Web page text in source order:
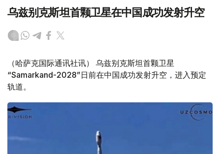
乌兹别克斯坦首颗卫星在中国成功发射升空
（哈萨克国际通讯社讯） 乌兹别克斯坦首颗卫星
“Samarkand-2028”日前在中国成功发射升空，进入预定
轨道。